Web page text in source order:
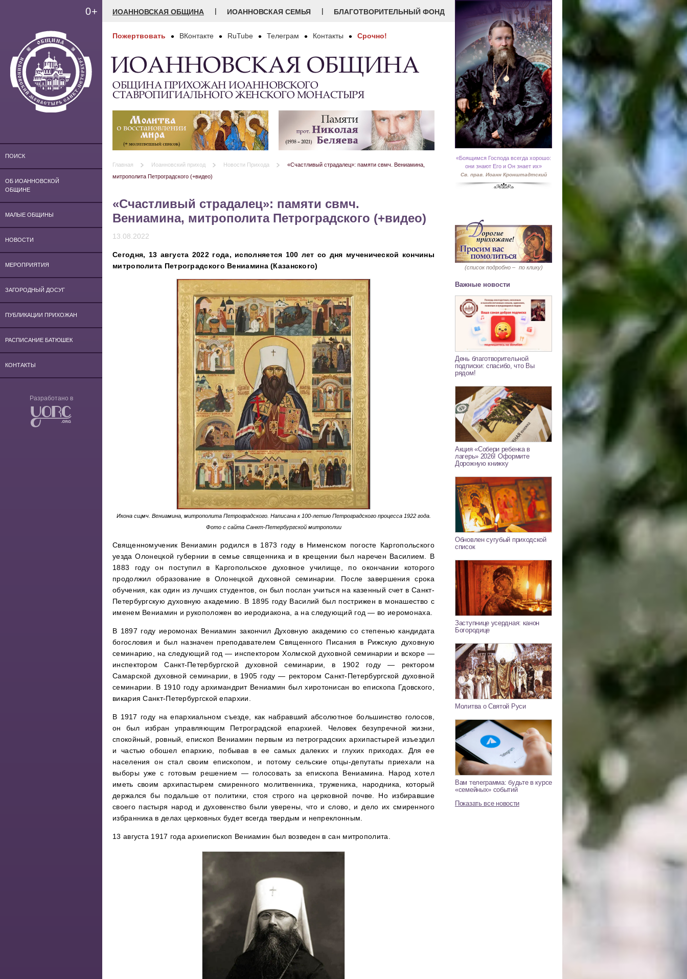
0+
ПОИСК
ОБ ИОАННОВСКОЙ
ОБЩИНЕ
МАЛЫЕ ОБЩИНЫ
НОВОСТИ
МЕРОПРИЯТИЯ
ЗАГОРОДНЫЙ ДОСУГ
ПУБЛИКАЦИИ ПРИХОЖАН
РАСПИСАНИЕ БАТЮШЕК
КОНТАКТЫ
Разработано в
ИОАННОВСКАЯ ОБЩИНА | ИОАННОВСКАЯ СЕМЬЯ | БЛАГОТВОРИТЕЛЬНЫЙ ФОНД
Пожертвовать ВКонтакте RuTube Телеграм Контакты Срочно!
ИОАННОВСКАЯ ОБЩИНА
ОБЩИНА ПРИХОЖАН ИОАННОВСКОГО
СТАВРОПИГИАЛЬНОГО ЖЕНСКОГО МОНАСТЫРЯ
Главная Иоанновский приход Новости Прихода
«Счастливый страдалец»: памяти свмч. Вениамина,
митрополита Петроградского (+видео)
«Счастливый страдалец»: памяти свмч.
Вениамина, митрополита Петроградского (+видео)
13.08.2022
Сегодня, 13 августа 2022 года, исполняется 100 лет со дня мученической кончины
митрополита Петроградского Вениамина (Казанского)
Икона сщмч. Вениамина, митрополита Петроградского. Написана к 100-летию Петроградского процесса 1922 года.
Фото с сайта Санкт-Петербургской митрополии
Священномученик Вениамин родился в 1873 году в Нименском погосте Каргопольского
уезда Олонецкой губернии в семье священника и в крещении был наречен Василием. В
1883 году он поступил в Каргопольское духовное училище, по окончании которого
продолжил образование в Олонецкой духовной семинарии. После завершения срока
обучения, как один из лучших студентов, он был послан учиться на казенный счет в Санкт-
Петербургскую духовную академию. В 1895 году Василий был пострижен в монашество с
именем Вениамин и рукоположен во иеродиакона, а на следующий год — во иеромонаха.
В 1897 году иеромонах Вениамин закончил Духовную академию со степенью кандидата
богословия и был назначен преподавателем Священного Писания в Рижскую духовную
семинарию, на следующий год — инспектором Холмской духовной семинарии и вскоре —
инспектором Санкт-Петербургской духовной семинарии, в 1902 году — ректором
Самарской духовной семинарии, в 1905 году — ректором Санкт-Петербургской духовной
семинарии. В 1910 году архимандрит Вениамин был хиротонисан во епископа Гдовского,
викария Санкт-Петербургской епархии.
В 1917 году на епархиальном съезде, как набравший абсолютное большинство голосов,
он был избран управляющим Петроградской епархией. Человек безупречной жизни,
спокойный, ровный, епископ Вениамин первым из петроградских архипастырей изъездил
и частью обошел епархию, побывав в ее самых далеких и глухих приходах. Для ее
населения он стал своим епископом, и потому сельские отцы-депутаты приехали на
выборы уже с готовым решением — голосовать за епископа Вениамина. Народ хотел
иметь своим архипастырем смиренного молитвенника, труженика, народника, который
держался бы подальше от политики, стоя строго на церковной почве. Но избиравшие
своего пастыря народ и духовенство были уверены, что и слово, и дело их смиренного
избранника в делах церковных будет всегда твердым и непреклонным.
13 августа 1917 года архиепископ Вениамин был возведен в сан митрополита.
«Боящимся Господа всегда хорошо:
они знают Его и Он знает их»
Св. прав. Иоанн Кронштадтский
(список подробно – по клику)
Важные новости
День благотворительной
подписки: спасибо, что Вы
рядом!
Акция «Собери ребенка в
лагерь» 2026! Оформите
Дорожную книжку
Обновлен сугубый приходской
список
Заступнице усердная: канон
Богородице
Молитва о Святой Руси
Вам телеграмма: будьте в курсе
«семейных» событий
Показать все новости